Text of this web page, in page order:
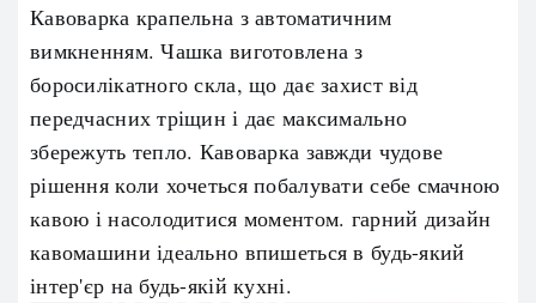
Кавоварка крапельна з автоматичним
вимкненням. Чашка виготовлена з
боросилікатного скла, що дає захист від
передчасних тріщин і дає максимально
збережуть тепло. Кавоварка завжди чудове
рішення коли хочеться побалувати себе смачною
кавою і насолодитися моментом. гарний дизайн
кавомашини ідеально впишеться в будь-який
інтер'єр на будь-якій кухні.